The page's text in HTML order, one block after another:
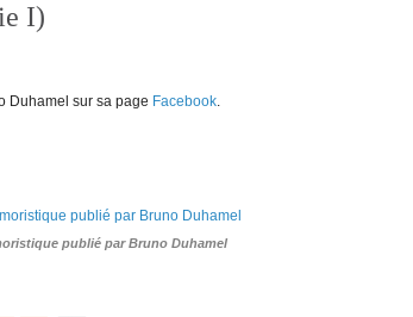
I)
Duhamel sur sa page Facebook.
publié par Bruno Duhamel